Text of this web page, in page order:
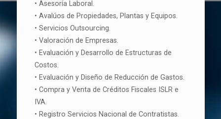
• Asesoría Laboral.
• Avalúos de Propiedades, Plantas y Equipos.
• Servicios Outsourcing.
• Valoración de Empresas.
• Evaluación y Desarrollo de Estructuras de
Costos.
• Evaluación y Diseño de Reducción de Gastos.
• Compra y Venta de Créditos Fiscales ISLR e
IVA.
• Registro Servicios Nacional de Contratistas.